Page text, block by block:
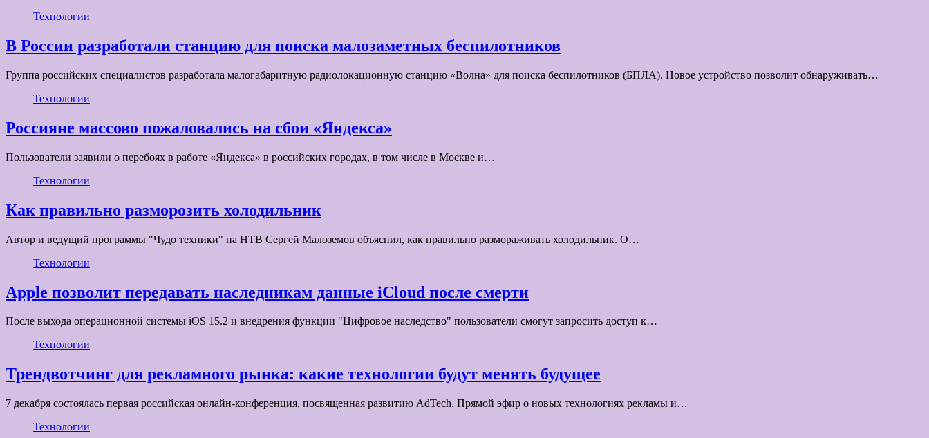
Технологии
В России разработали станцию для поиска малозаметных беспилотников
Группа российских специалистов разработала малогабаритную радиолокационную станцию «Волна» для поиска беспилотников (БПЛА). Новое устройство позволит обнаруживать…
Технологии
Россияне массово пожаловались на сбои «Яндекса»
Пользователи заявили о перебоях в работе «Яндекса» в российских городах, в том числе в Москве и…
Технологии
Как правильно разморозить холодильник
Автор и ведущий программы "Чудо техники" на НТВ Сергей Малоземов объяснил, как правильно размораживать холодильник. О…
Технологии
Apple позволит передавать наследникам данные iCloud после смерти
После выхода операционной системы iOS 15.2 и внедрения функции "Цифровое наследство" пользователи смогут запросить доступ к…
Технологии
Трендвотчинг для рекламного рынка: какие технологии будут менять будущее
7 декабря состоялась первая российская онлайн-конференция, посвященная развитию AdTech. Прямой эфир о новых технологиях рекламы и…
Технологии